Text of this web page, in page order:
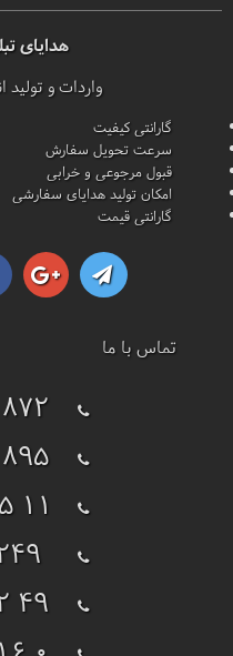
هدایای
واردات و تولید
گارانتی کیفیت
سرعت تحویل سفارش
قبول مرجوعی و خرابی
امکان تولید هدایای سفارشی
گارانتی قیمت
تماس با ما
11
49